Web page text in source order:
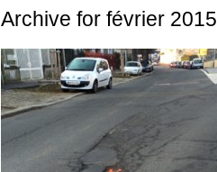
Archive for février 2015